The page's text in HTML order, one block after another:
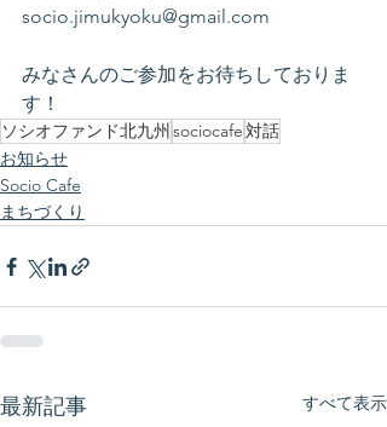
socio.jimukyoku@gmail.com
みなさんのご参加をお待ちしておりま
す！
ソシオファンド北九州sociocafe対話
お知らせ
Socio Cafe
まちづくり
最新記事 すべて表示